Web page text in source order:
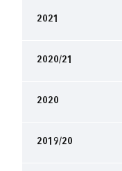
2021
2020/21
2020
2019/20